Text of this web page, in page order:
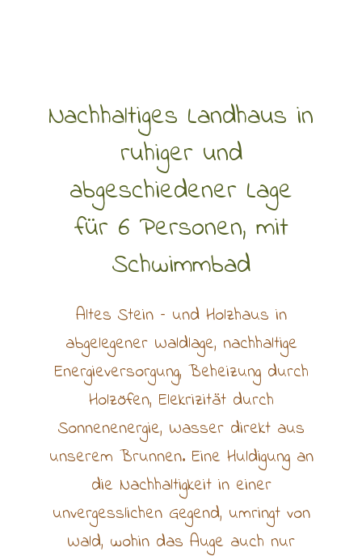
Nachhaltiges Landhaus in
ruhiger und
abgeschiedener Lage
für 6 Personen, mit
Schwimmbad
Altes Stein – und Holzhaus in
abgelegener Waldlage, nachhaltige
Energieversorgung, Beheizung durch
Holzöfen, Elekrizität durch
Sonnenenergie, Wasser direkt aus
unserem Brunnen. Eine Huldigung an
die Nachhaltigkeit in einer
unvergesslichen Gegend, umringt von
Wald, wohin das Auge auch nur